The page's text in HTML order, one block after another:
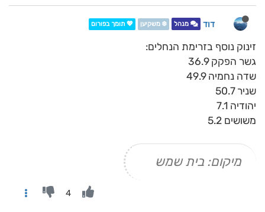
דוד מנהל ❄️ משקיען 💖 תומך בפורום
זינוק נוסף בזרימת הנחלים:
גשר הפקק 36.9
שדה נחמיה 49.9
שניר 50.7
יהודיה 7.1
משושים 5.2
מיקום: בית שמש
4